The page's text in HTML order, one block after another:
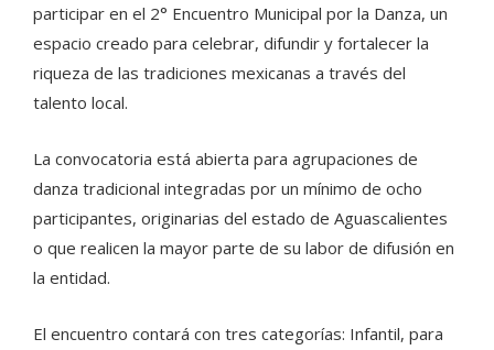
participar en el 2° Encuentro Municipal por la Danza, un
espacio creado para celebrar, difundir y fortalecer la
riqueza de las tradiciones mexicanas a través del
talento local.
La convocatoria está abierta para agrupaciones de
danza tradicional integradas por un mínimo de ocho
participantes, originarias del estado de Aguascalientes
o que realicen la mayor parte de su labor de difusión en
la entidad.
El encuentro contará con tres categorías: Infantil, para